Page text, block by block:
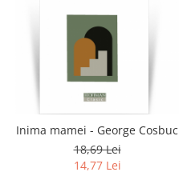
Inima mamei - George Cosbuc
18,69 Lei
14,77 Lei